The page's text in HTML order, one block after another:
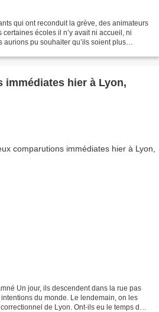
qui ont reconduit la grève, des animateurs
écoles il n’y avait ni accueil, ni
aurions pu souhaiter qu’ils soient plus
immédiates hier à Lyon,
Un jour, ils descendent dans la rue pas
du monde. Le lendemain, on les
de Lyon. Ont-ils eu le temps de